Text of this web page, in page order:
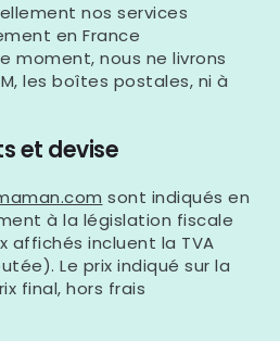
nos services
en France
moment, nous ne livrons
les boîtes postales, ni à
et devise
sont indiqués en
à la législation fiscale
affichés incluent la TVA
Le prix indiqué sur la
final, hors frais